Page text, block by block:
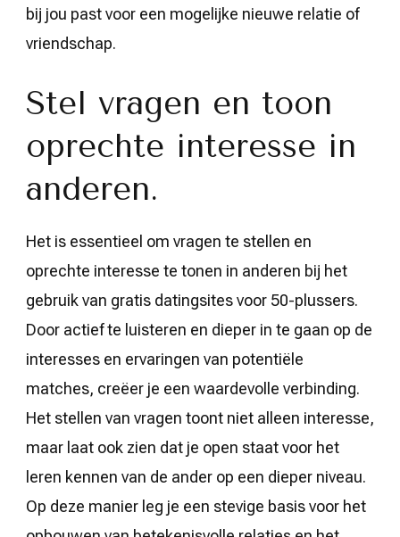
bij jou past voor een mogelijke nieuwe relatie of
vriendschap.
Stel vragen en toon
oprechte interesse in
anderen.
Het is essentieel om vragen te stellen en
oprechte interesse te tonen in anderen bij het
gebruik van gratis datingsites voor 50-plussers.
Door actief te luisteren en dieper in te gaan op de
interesses en ervaringen van potentiële
matches, creëer je een waardevolle verbinding.
Het stellen van vragen toont niet alleen interesse,
maar laat ook zien dat je open staat voor het
leren kennen van de ander op een dieper niveau.
Op deze manier leg je een stevige basis voor het